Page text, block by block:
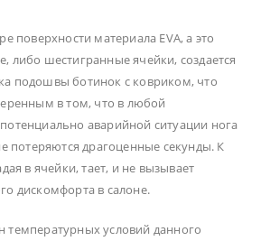
поверхности материала EVA, а это
либо шестигранные ячейки, создается
подошвы ботинок с ковриком, что
в том, что в любой
аварийной ситуации нога
потеряются драгоценные секунды. К
в ячейки, тает, и не вызывает
дискомфорта в салоне.
условий данного